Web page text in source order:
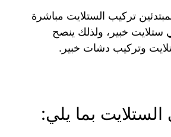
تركيب الستلايت مباشرة
ستلايت خبير، ولذلك ينصح
وتركيب دشات خبير.
بما يلي: